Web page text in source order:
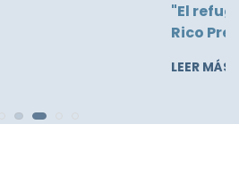
poemas de Janneth